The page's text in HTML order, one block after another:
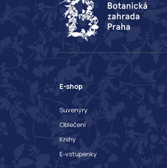
E-shop
Suvenýry
Oblečení
Knihy
E-vstupenky